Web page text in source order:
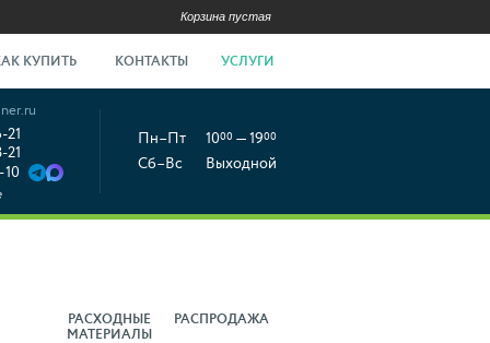
Корзина пустая
КУПИТЬ КОНТАКТЫ УСЛУГИ
21
21
10
Пн–Пт 1000 — 1900
Сб–Вс Выходной
РАСХОДНЫЕ
МАТЕРИАЛЫ
РАСПРОДАЖА